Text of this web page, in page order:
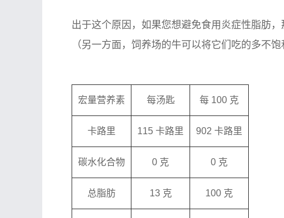
出于这个原因，如果您想避免食用炎症性脂肪
（另一方面，饲养场的牛可以将它们吃的多不
宏量营养素 每汤匙 每 100 克
卡路里 115 卡路里 902 卡路里
碳水化合物 0 克 0 克
总脂肪 13 克 100 克